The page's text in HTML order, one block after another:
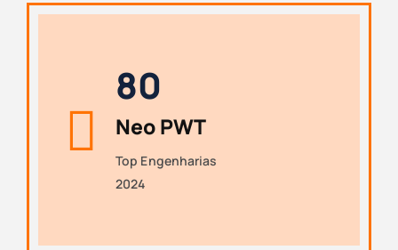
80
Neo PWT
Top Engenharias
2024